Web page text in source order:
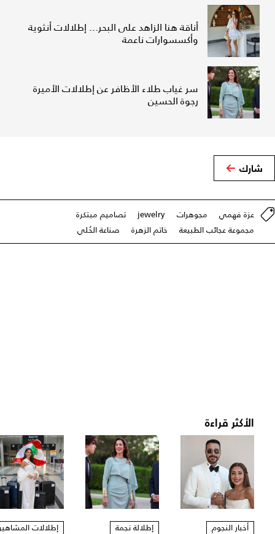
أناقة هنا الزاهد على البحر... إطلالات أنثوية
وأكسسوارات ناعمة
سر غياب طلاء الأظافر عن إطلالات الأميرة
رجوة الحسين
شارك
عزة فهمي مجوهرات jewelry
تصاميم مبتكرة
مجموعة عجائب الطبيعة
خاتم الزهرة صناعة الحُلي
الأكثر قراءة
أخبار النجوم إطلالة نجمة إطلالات